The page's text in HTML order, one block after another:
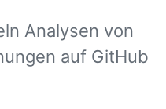
Analysen von
auf GitHub